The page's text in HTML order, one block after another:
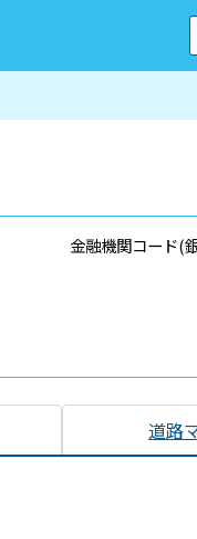
金融機関コード(
道路